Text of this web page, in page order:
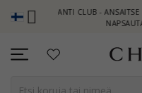
CHANTI CLUB - ANSAITSE PISTEITÄ
NAPSAUTA TÄSTÄ